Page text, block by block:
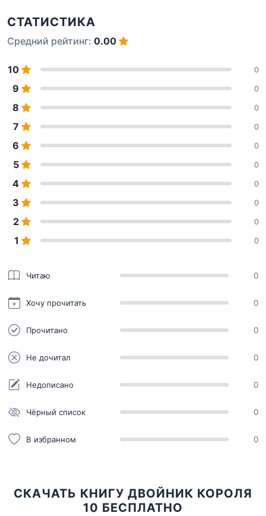
СТАТИСТИКА
Средний рейтинг: 0.00
10 0
9 0
8 0
7 0
6 0
5 0
4 0
3 0
2 0
1 0
Читаю 0
Хочу прочитать 0
Прочитано 0
Не дочитал 0
Недописано 0
Чёрный список 0
В избранном 0
СКАЧАТЬ КНИГУ ДВОЙНИК КОРОЛЯ
10 БЕСПЛАТНО